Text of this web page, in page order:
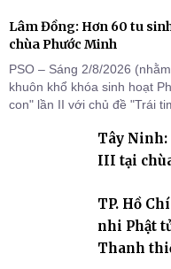
Lâm Đồng: Hơn 60 tu
chùa Phước Minh
PSO – Sáng 2/8/2026
khuôn khổ khóa sinh hoạt
con" lần II với chủ đề "Trái
cho hơn 60 tu sinh.Tây Ninh:
III tại
TP. Hồ
nhi Phật
Thanh